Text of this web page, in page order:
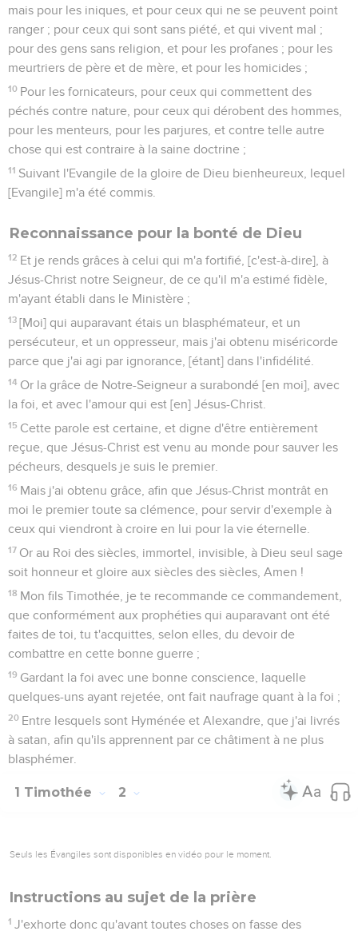
mais pour les iniques, et pour ceux qui ne se peuvent point
ranger ; pour ceux qui sont sans piété, et qui vivent mal ;
pour des gens sans religion, et pour les profanes ; pour les
meurtriers de père et de mère, et pour les homicides ;
10 Pour les fornicateurs, pour ceux qui commettent des
péchés contre nature, pour ceux qui dérobent des hommes,
pour les menteurs, pour les parjures, et contre telle autre
chose qui est contraire à la saine doctrine ;
11 Suivant l'Evangile de la gloire de Dieu bienheureux, lequel
[Evangile] m'a été commis.
Reconnaissance pour la bonté de Dieu
12 Et je rends grâces à celui qui m'a fortifié, [c'est-à-dire], à
Jésus-Christ notre Seigneur, de ce qu'il m'a estimé fidèle,
m'ayant établi dans le Ministère ;
13 [Moi] qui auparavant étais un blasphémateur, et un
persécuteur, et un oppresseur, mais j'ai obtenu miséricorde
parce que j'ai agi par ignorance, [étant] dans l'infidélité.
14 Or la grâce de Notre-Seigneur a surabondé [en moi], avec
la foi, et avec l'amour qui est [en] Jésus-Christ.
15 Cette parole est certaine, et digne d'être entièrement
reçue, que Jésus-Christ est venu au monde pour sauver les
pécheurs, desquels je suis le premier.
16 Mais j'ai obtenu grâce, afin que Jésus-Christ montrât en
moi le premier toute sa clémence, pour servir d'exemple à
ceux qui viendront à croire en lui pour la vie éternelle.
17 Or au Roi des siècles, immortel, invisible, à Dieu seul sage
soit honneur et gloire aux siècles des siècles, Amen !
18 Mon fils Timothée, je te recommande ce commandement,
que conformément aux prophéties qui auparavant ont été
faites de toi, tu t'acquittes, selon elles, du devoir de
combattre en cette bonne guerre ;
19 Gardant la foi avec une bonne conscience, laquelle
quelques-uns ayant rejetée, ont fait naufrage quant à la foi ;
20 Entre lesquels sont Hyménée et Alexandre, que j'ai livrés
à satan, afin qu'ils apprennent par ce châtiment à ne plus
blasphémer.
1 Timothée 2
Seuls les Évangiles sont disponibles en vidéo pour le moment.
Instructions au sujet de la prière
1 J'exhorte donc qu'avant toutes choses on fasse des